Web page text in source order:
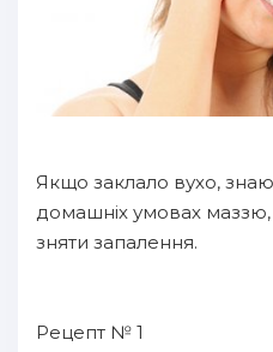
Якщо заклало вухо,
домашніх умовах
зняти запалення.
Рецепт № 1